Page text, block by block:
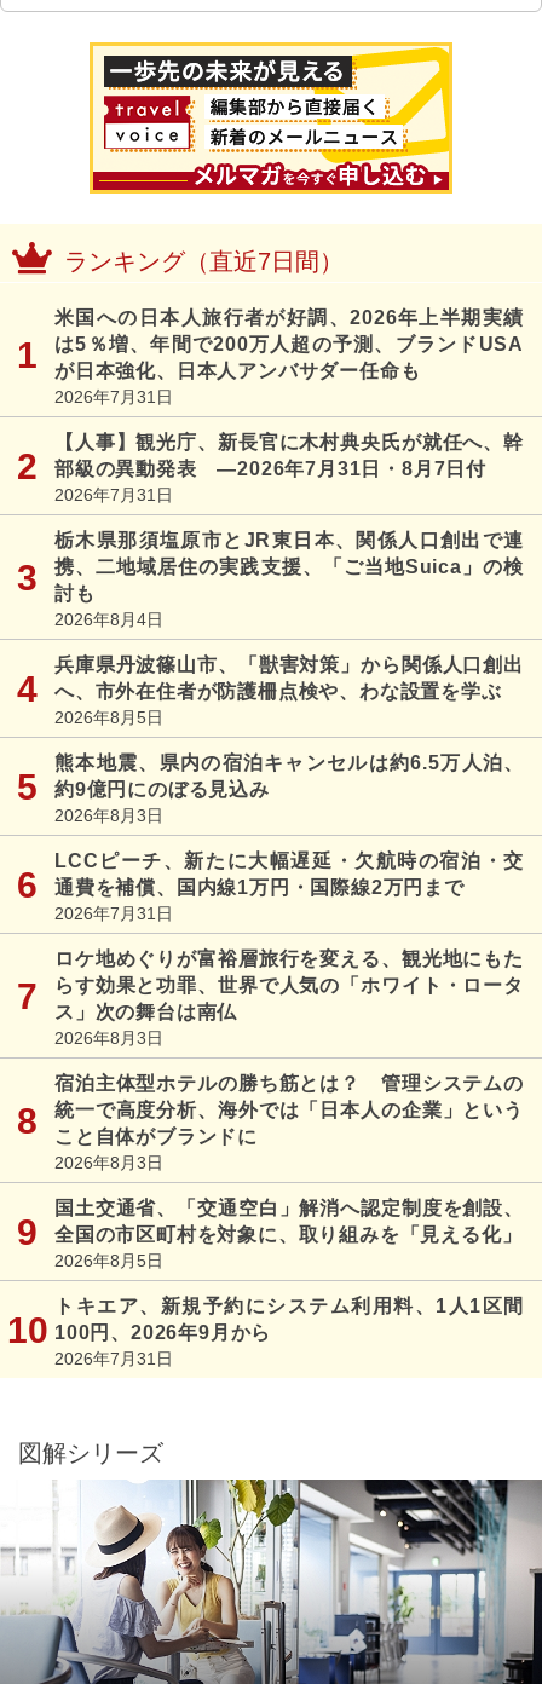
ランキング（直近7日間）
米国への日本人旅行者が好調、2026年上半期実績
は5％増、年間で200万人超の予測、ブランドUSA
が日本強化、日本人アンバサダー任命も
2026年7月31日
【人事】観光庁、新長官に木村典央氏が就任へ、幹
部級の異動発表 ―2026年7月31日・8月7日付
2026年7月31日
栃木県那須塩原市とJR東日本、関係人口創出で連
携、二地域居住の実践支援、「ご当地Suica」の検
討も
2026年8月4日
兵庫県丹波篠山市、「獣害対策」から関係人口創出
へ、市外在住者が防護柵点検や、わな設置を学ぶ
2026年8月5日
熊本地震、県内の宿泊キャンセルは約6.5万人泊、
約9億円にのぼる見込み
2026年8月3日
LCCピーチ、新たに大幅遅延・欠航時の宿泊・交
通費を補償、国内線1万円・国際線2万円まで
2026年7月31日
ロケ地めぐりが富裕層旅行を変える、観光地にもた
らす効果と功罪、世界で人気の「ホワイト・ロータ
ス」次の舞台は南仏
2026年8月3日
宿泊主体型ホテルの勝ち筋とは？ 管理システムの
統一で高度分析、海外では「日本人の企業」という
こと自体がブランドに
2026年8月3日
国土交通省、「交通空白」解消へ認定制度を創設、
全国の市区町村を対象に、取り組みを「見える化」
2026年8月5日
トキエア、新規予約にシステム利用料、1人1区間
100円、2026年9月から
2026年7月31日
図解シリーズ